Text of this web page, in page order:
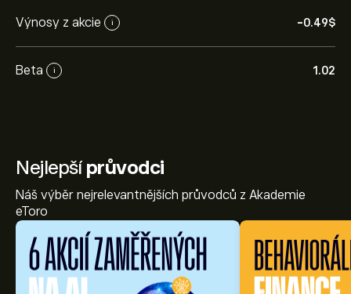
Výnosy z akcie i -0.49‎$‎
Beta i 1.02
Nejlepšíprůvodci
Náš výběr nejrelevantnějších průvodců z Akademie
eToro